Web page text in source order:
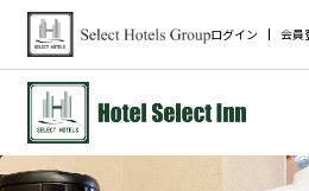
ログイン 会員